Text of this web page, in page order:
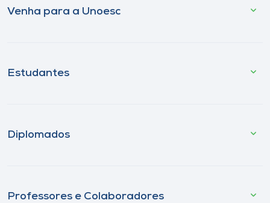
Venha para a Unoesc
Estudantes
Diplomados
Professores e Colaboradores